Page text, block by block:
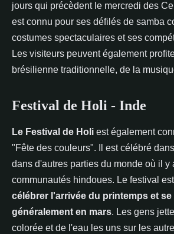
jours qui précèdent le mercredi des
est connu pour ses défilés de samba
costumes spectaculaires et ses
Les visiteurs peuvent également
brésilienne traditionnelle, de la
Festival de Holi - Inde
Le Festival de Holi est également
"Fête des couleurs". Il est célébré
dans d'autres parties du monde où il y
communautés hindoues. Le festival
célébrer l'arrivée du printemps et
généralement en mars. Les gens
colorée et de l'eau les uns sur les